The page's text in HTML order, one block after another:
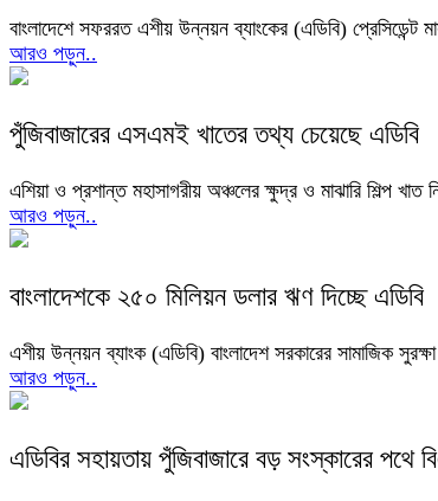
বাংলাদেশে সফররত এশীয় উন্নয়ন ব্যাংকের (এডিবি) প্রেসিডেন্ট
আরও পড়ুন..
পুঁজিবাজারের এসএমই খাতের তথ্য চেয়েছে এডিবি
এশিয়া ও প্রশান্ত মহাসাগরীয় অঞ্চলের ক্ষুদ্র ও মাঝারি শিল্প
আরও পড়ুন..
বাংলাদেশকে ২৫০ মিলিয়ন ডলার ঋণ দিচ্ছে এডিবি
এশীয় উন্নয়ন ব্যাংক (এডিবি) বাংলাদেশ সরকারের সামাজিক
আরও পড়ুন..
এডিবির সহায়তায় পুঁজিবাজারে বড় সংস্কারের পথে